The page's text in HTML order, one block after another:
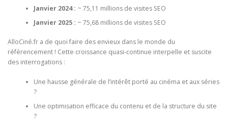
Janvier 2024 : ~ 75,11 millions de visites SEO
Janvier 2025 : ~ 75,68 millions de visites SEO
AlloCiné.fr a de quoi faire des envieux dans le monde du
référencement ! Cette croissance quasi-continue interpelle et suscite
des interrogations :
Une hausse générale de l’intérêt porté au cinéma et aux séries
?
Une optimisation efficace du contenu et de la structure du site
?